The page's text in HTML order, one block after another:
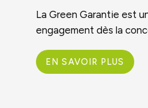
La Green Garantie est
engagement dès la
EN SAVOIR PLUS